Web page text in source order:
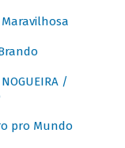
Maravilhosa
NOGUEIRA /
pro Mundo